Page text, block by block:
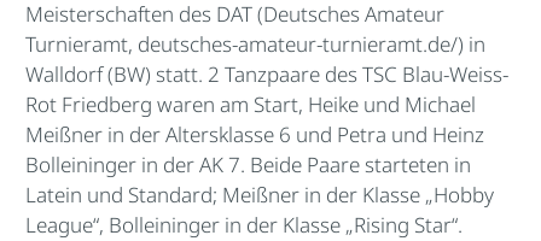
Meisterschaften des DAT (Deutsches Amateur
Turnieramt, deutsches-amateur-turnieramt.de/) in
Walldorf (BW) statt. 2 Tanzpaare des TSC Blau-Weiss-
Rot Friedberg waren am Start, Heike und Michael
Meißner in der Altersklasse 6 und Petra und Heinz
Bolleininger in der AK 7. Beide Paare starteten in
Latein und Standard; Meißner in der Klasse „Hobby
League“, Bolleininger in der Klasse „Rising Star“.